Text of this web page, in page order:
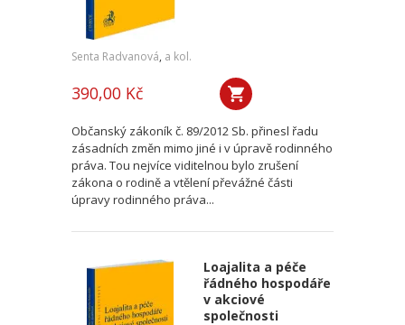
Senta Radvanová, a kol.
390,00 Kč
Občanský zákoník č. 89/2012 Sb. přinesl řadu
zásadních změn mimo jiné i v úpravě rodinného
práva. Tou nejvíce viditelnou bylo zrušení
zákona o rodině a vtělení převážné části
úpravy rodinného práva...
Loajalita a péče
řádného hospodáře
v akciové
společnosti